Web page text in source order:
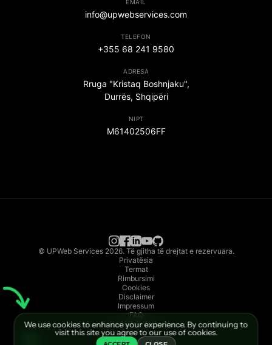
EMAIL
info@upwebservices.com
TELEFON
+355 68 241 9580
ADRESA
Rruga "Kristaq Boshnjaku",
Durrës, Shqipëri
NIPT
M61402506FF
© UPWeb Services 2026. Të gjitha të drejtat e rezervuara.
Privatësia
Termat
Rimbursimi
Cookies
Disclaimer
Impressum
FAQ
Dokumentacion
We use cookies to enhance your experience. By continuing to
visit this site you agree to our use of cookies.